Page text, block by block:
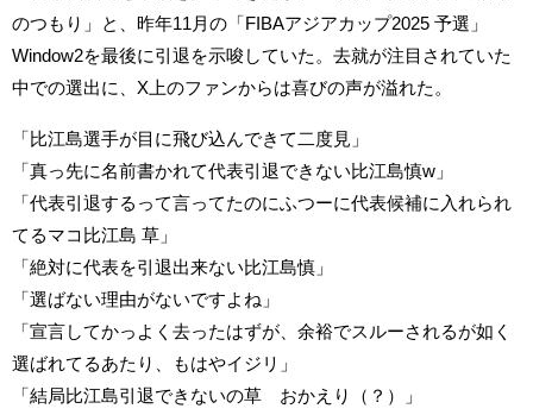
のつもり」と、昨年11月の「FIBAアジアカップ2025 予選」
Window2を最後に引退を示唆していた。去就が注目されていた
中での選出に、X上のファンからは喜びの声が溢れた。
「比江島選手が目に飛び込んできて二度見」
「真っ先に名前書かれて代表引退できない比江島慎w」
「代表引退するって言ってたのにふつーに代表候補に入れられ
てるマコ比江島 草」
「絶対に代表を引退出来ない比江島慎」
「選ばない理由がないですよね」
「宣言してかっよく去ったはずが、余裕でスルーされるが如く
選ばれてるあたり、もはやイジリ」
「結局比江島引退できないの草 おかえり（？）」